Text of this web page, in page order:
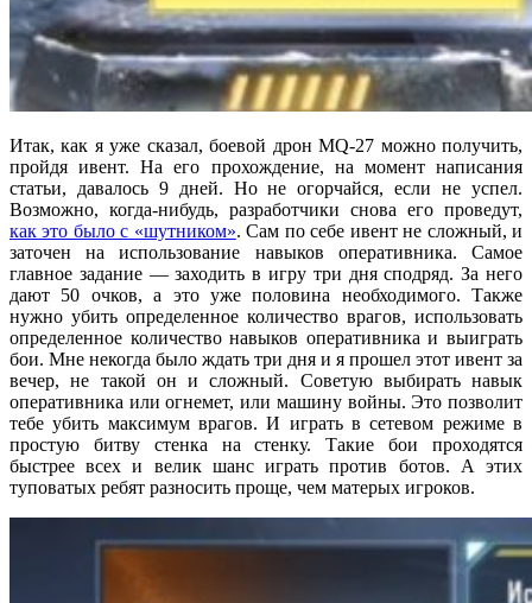
Итак, как я уже сказал, боевой дрон MQ-27 можно получить,
пройдя ивент. На его прохождение, на момент написания
статьи, давалось 9 дней. Но не огорчайся, если не успел.
Возможно, когда-нибудь, разработчики снова его проведут,
как это было с «шутником». Сам по себе ивент не сложный, и
заточен на использование навыков оперативника. Самое
главное задание — заходить в игру три дня сподряд. За него
дают 50 очков, а это уже половина необходимого. Также
нужно убить определенное количество врагов, использовать
определенное количество навыков оперативника и выиграть
бои. Мне некогда было ждать три дня и я прошел этот ивент за
вечер, не такой он и сложный. Советую выбирать навык
оперативника или огнемет, или машину войны. Это позволит
тебе убить максимум врагов. И играть в сетевом режиме в
простую битву стенка на стенку. Такие бои проходятся
быстрее всех и велик шанс играть против ботов. А этих
туповатых ребят разносить проще, чем матерых игроков.